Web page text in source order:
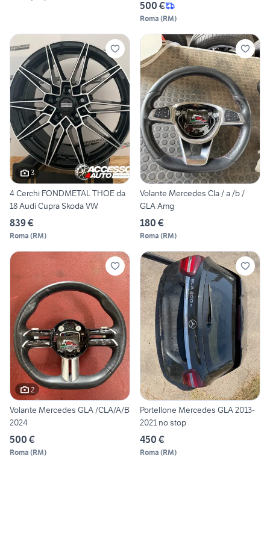
500 €
Roma (RM)
3
4 Cerchi FONDMETAL THOE da
18 Audi Cupra Skoda VW
839 €
Roma (RM)
Volante Mercedes Cla / a /b /
GLA Amg
180 €
Roma (RM)
2
Volante Mercedes GLA /CLA/A/B
2024
500 €
Roma (RM)
Portellone Mercedes GLA 2013-
2021 no stop
450 €
Roma (RM)